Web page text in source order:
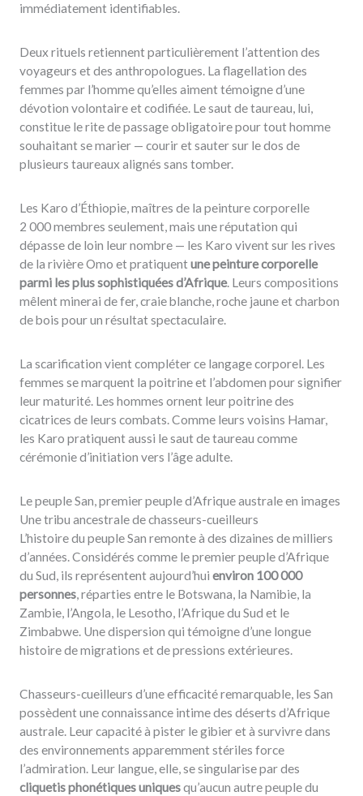
immédiatement identifiables.
Deux rituels retiennent particulièrement l’attention des
voyageurs et des anthropologues. La flagellation des
femmes par l’homme qu’elles aiment témoigne d’une
dévotion volontaire et codifiée. Le saut de taureau, lui,
constitue le rite de passage obligatoire pour tout homme
souhaitant se marier — courir et sauter sur le dos de
plusieurs taureaux alignés sans tomber.
Les Karo d’Éthiopie, maîtres de la peinture corporelle
2 000 membres seulement, mais une réputation qui
dépasse de loin leur nombre — les Karo vivent sur les rives
de la rivière Omo et pratiquentune peinture corporelle
parmi les plus sophistiquées d’Afrique. Leurs compositions
mêlent minerai de fer, craie blanche, roche jaune et charbon
de bois pour un résultat spectaculaire.
La scarification vient compléter ce langage corporel. Les
femmes se marquent la poitrine et l’abdomen pour signifier
leur maturité. Les hommes ornent leur poitrine des
cicatrices de leurs combats. Comme leurs voisins Hamar,
les Karo pratiquent aussi le saut de taureau comme
cérémonie d’initiation vers l’âge adulte.
Le peuple San, premier peuple d’Afrique australe en images
Une tribu ancestrale de chasseurs-cueilleurs
L’histoire du peuple San remonte à des dizaines de milliers
d’années. Considérés comme le premier peuple d’Afrique
du Sud, ils représentent aujourd’hui environ 100 000
personnes, réparties entre le Botswana, la Namibie, la
Zambie, l’Angola, le Lesotho, l’Afrique du Sud et le
Zimbabwe. Une dispersion qui témoigne d’une longue
histoire de migrations et de pressions extérieures.
Chasseurs-cueilleurs d’une efficacité remarquable, les San
possèdent une connaissance intime des déserts d’Afrique
australe. Leur capacité à pister le gibier et à survivre dans
des environnements apparemment stériles force
l’admiration. Leur langue, elle, se singularise par des
cliquetis phonétiques uniquesqu’aucun autre peuple du